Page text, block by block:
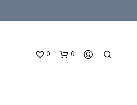
0 0